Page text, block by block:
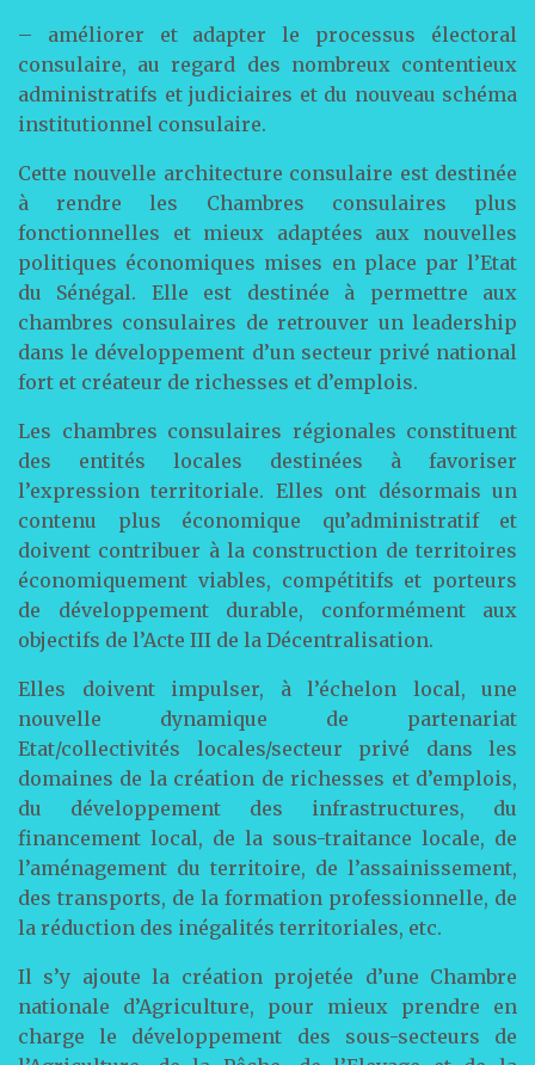
– améliorer et adapter le processus électoral
consulaire, au regard des nombreux contentieux
administratifs et judiciaires et du nouveau schéma
institutionnel consulaire.
Cette nouvelle architecture consulaire est destinée
à rendre les Chambres consulaires plus
fonctionnelles et mieux adaptées aux nouvelles
politiques économiques mises en place par l’Etat
du Sénégal. Elle est destinée à permettre aux
chambres consulaires de retrouver un leadership
dans le développement d’un secteur privé national
fort et créateur de richesses et d’emplois.
Les chambres consulaires régionales constituent
des entités locales destinées à favoriser
l’expression territoriale. Elles ont désormais un
contenu plus économique qu’administratif et
doivent contribuer à la construction de territoires
économiquement viables, compétitifs et porteurs
de développement durable, conformément aux
objectifs de l’Acte III de la Décentralisation.
Elles doivent impulser, à l’échelon local, une
nouvelle dynamique de partenariat
Etat/collectivités locales/secteur privé dans les
domaines de la création de richesses et d’emplois,
du développement des infrastructures, du
financement local, de la sous-traitance locale, de
l’aménagement du territoire, de l’assainissement,
des transports, de la formation professionnelle, de
la réduction des inégalités territoriales, etc.
Il s’y ajoute la création projetée d’une Chambre
nationale d’Agriculture, pour mieux prendre en
charge le développement des sous-secteurs de